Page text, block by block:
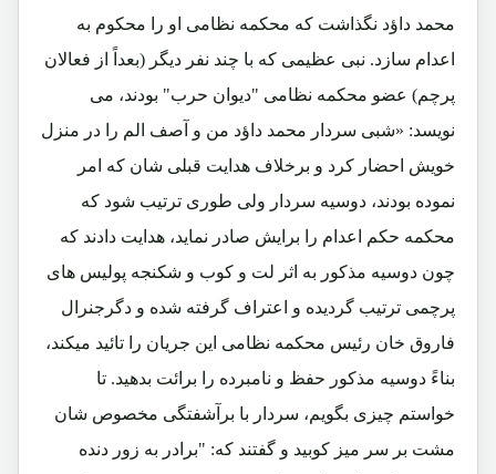
محمد داؤد نگذاشت که محکمه نظامی او را محکوم به
اعدام سازد. نبی عظیمی که با چند نفر دیگر (بعداً از فعالان
پرچم) عضو محکمه نظامی "دیوان حرب" بودند، می
نویسد: «شبی سردار محمد داؤد من و آصف الم را در منزل
خویش احضار کرد و برخلاف هدایت قبلی شان که امر
نموده بودند، دوسیه سردار ولی طوری ترتیب شود که
محکمه حکم اعدام را برایش صادر نماید، هدایت دادند که
چون دوسیه مذکور به اثر لت و کوب و شکنجه پولیس های
پرچمی ترتیب گردیده و اعتراف گرفته شده و دگرجنرال
فاروق خان رئیس محکمه نظامی این جریان را تائید میکند،
بناءً دوسیه مذکور حفظ و نامبرده را برائت بدهید. تا
خواستم چیزی بگویم، سردار با برآشفتگی مخصوص شان
مشت بر سر میز کوبید و گفتند که: "برادر به زور دنده